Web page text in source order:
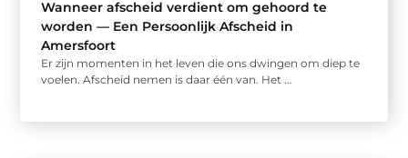
Wanneer afscheid verdient om gehoord te
worden — Een Persoonlijk Afscheid in
Amersfoort
Er zijn momenten in het leven die ons dwingen om diep te
voelen. Afscheid nemen is daar één van. Het ...